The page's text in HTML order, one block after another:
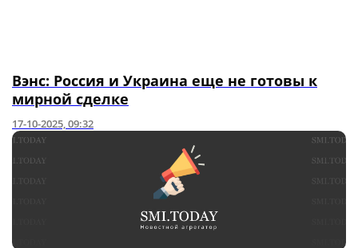
Вэнс: Россия и Украина еще не готовы к
мирной сделке
17-10-2025, 09:32